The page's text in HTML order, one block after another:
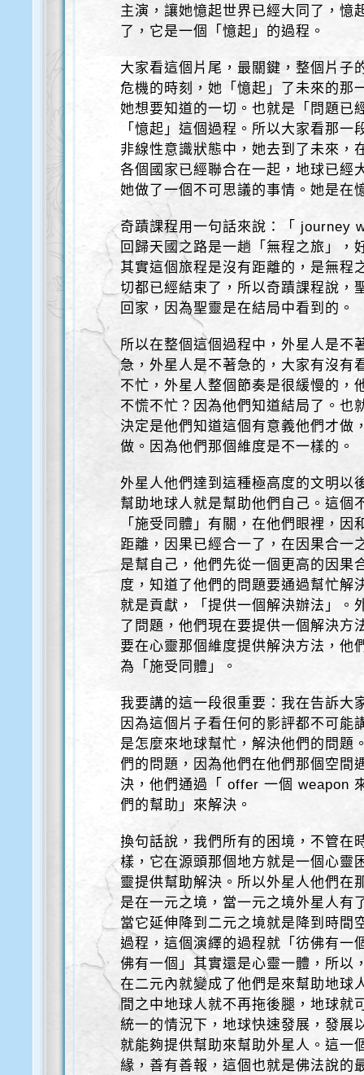
主演，讓她憶起世界已經大同了，憶
了，它是一個「憶起」的過程。
大家看這個片尾，最關鍵，整個片子
危機的時刻，她「憶起」了未來的那
她想要知道的一切。也就是「問題已
「憶起」這個過程。所以大家看那
非線性意識狀態中，她去到了未來，
各個國家已經聯合在一起，地球已經
她做了一個不可思議的事情。她是在
奇蹟課程用一句話來說：「 journey
回歸天國之路是一趟「無程之旅」，
其實這個旅程是沒有距離的，是無程
切都已經結束了，所以奇蹟課程說，
回家，因為聖靈是在結局中看到的。
所以在整個這個過程中，外星人是不
急，外星人是不著急的，大家有沒有
不忙，外星人整個節奏是很緩慢的，
不慌不忙？因為他們知道結局了。也
決定是他們知道這個有意義他們才做
做。因為他們那個維度是不一樣的。
外星人他們達到這種極高度的文明以
幫助地球人就是幫助他們自己。這個
「施受同體」有關，在他們眼裡，
距離，因果已經合一了，在因果合一
是幫自己，他們先從一個更高的因果
度，知道了他們的問題要通過幫忙
就是貢獻，「提供一個解決辦法」。
了問題，他們現在要提供一個解決方
要在心靈那個維度提供解決方法，他
為「施受同體」。
我要講的這一段很重要：我在告訴大
因為這個片子看任何的影評都不可能
是怎麼來地球幫忙，解決他們的問題
們的問題，因為他們在他們那個空間
決，他們通過「 offer 一個 weapon
們的幫助」來解決。
換句話說，我們所有的困境，不管在
樣，它在源頭那個地方就是一個心靈
靈提供幫助解決。所以外星人他們在
是在一元之境，當一元之境外星人有
當它延伸降到二元之境就是降到時間
過程，這個演繹的過程就「彷佛有一
佛有一個」其實還是心靈一體，所以
在二元內就變成了他們是來幫助地球
間之中地球人就不再拖後腿，地球就
統一的情況下，地球快速發展，發展
就能夠提供幫助來幫助外星人。這一
緣，善有善報，這個也就是佛法說的